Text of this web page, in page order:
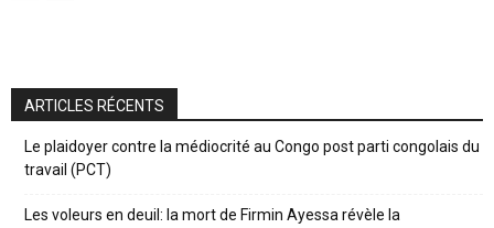
ARTICLES RÉCENTS
Le plaidoyer contre la médiocrité au Congo post parti congolais du
travail (PCT)
Les voleurs en deuil: la mort de Firmin Ayessa révèle la